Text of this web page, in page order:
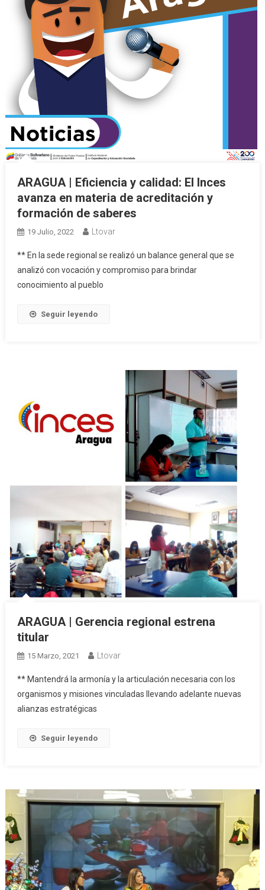
ARAGUA | Eficiencia y calidad: El Inces
avanza en materia de acreditación y
formación de saberes
19 Julio, 2022 Ltovar
** En la sede regional se realizó un balance general que se
analizó con vocación y compromiso para brindar
conocimiento al pueblo
Seguir leyendo
ARAGUA | Gerencia regional estrena
titular
15 Marzo, 2021 Ltovar
** Mantendrá la armonía y la articulación necesaria con los
organismos y misiones vinculadas llevando adelante nuevas
alianzas estratégicas
Seguir leyendo